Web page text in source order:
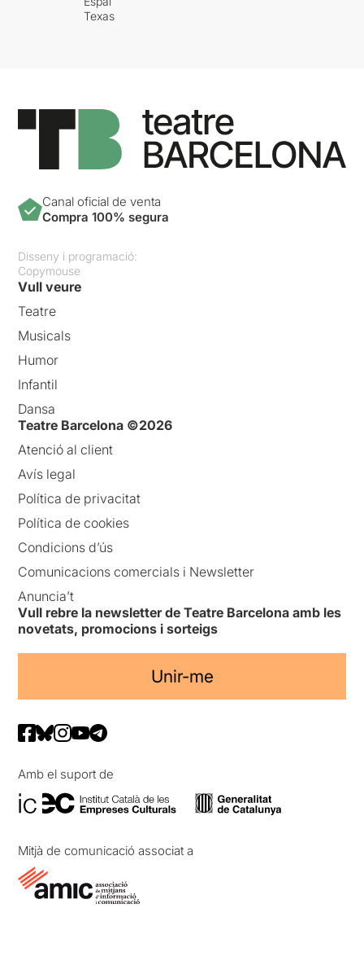
Texas
Canal oficial de venta
Compra 100% segura
Disseny i programació:
Copymouse
Vull veure
Teatre
Musicals
Humor
Infantil
Dansa
Teatre Barcelona ©2026
Atenció al client
Avís legal
Política de privacitat
Política de cookies
Condicions d’ús
Comunicacions comercials i Newsletter
Anuncia’t
Vull rebre la newsletter de Teatre Barcelona amb les
novetats, promocions i sorteigs
Unir-me
Amb el suport de
Mitjà de comunicació associat a